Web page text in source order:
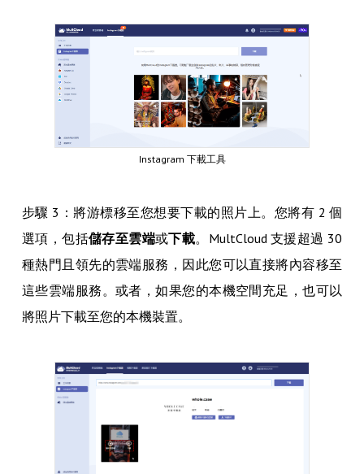
Instagram 下載工具
步驟 3：將游標移至您想要下載的照片上。您將有 2 個
選項，包括儲存至雲端或下載。MultCloud 支援超過 30
種熱門且領先的雲端服務，因此您可以直接將內容移至
這些雲端服務。或者，如果您的本機空間充足，也可以
將照片下載至您的本機裝置。